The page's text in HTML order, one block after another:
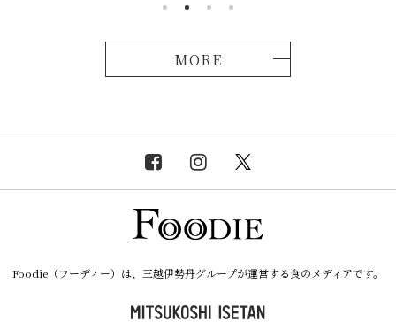
MORE
Foodie（フーディー）は、三越伊勢丹グループが運営する食のメディアです。